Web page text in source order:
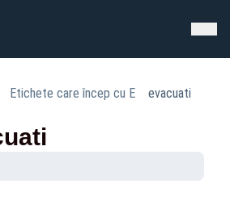
Etichete care încep cu E evacuati